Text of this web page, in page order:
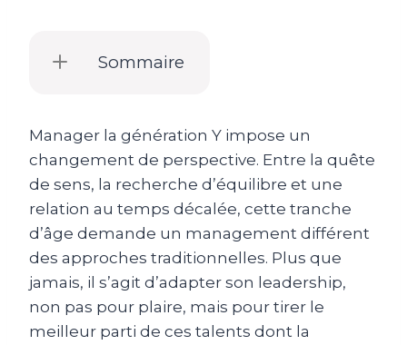
Sommaire
Manager la génération Y impose un
changement de perspective. Entre la quête
de sens, la recherche d’équilibre et une
relation au temps décalée, cette tranche
d’âge demande un management différent
des approches traditionnelles. Plus que
jamais, il s’agit d’adapter son leadership,
non pas pour plaire, mais pour tirer le
meilleur parti de ces talents dont la